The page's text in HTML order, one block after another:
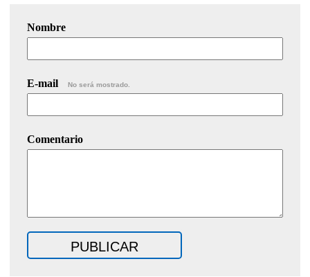
Nombre
E-mail No será mostrado.
Comentario